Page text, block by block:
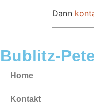
Dann
Bublitz-
Home
Kontakt